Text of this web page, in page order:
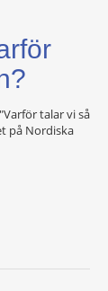
talar vi så
på Nordiska